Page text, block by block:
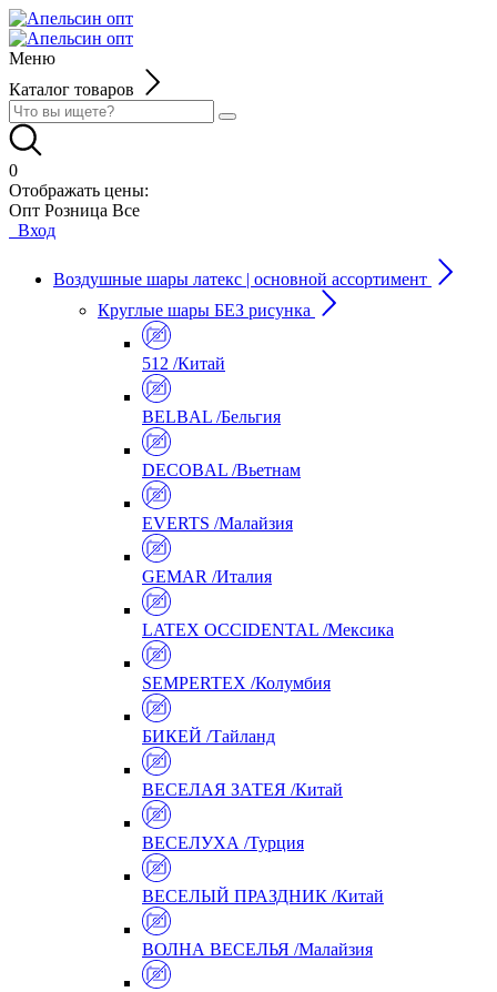
Меню
Каталог товаров
0
Отображать цены:
Опт Розница Все
Вход
Воздушные шары латекс | основной ассортимент
Круглые шары БЕЗ рисунка
512 /Китай
BELBAL /Бельгия
DECOBAL /Вьетнам
EVERTS /Малайзия
GEMAR /Италия
LATEX OCCIDENTAL /Мексика
SEMPERTEX /Колумбия
БИКЕЙ /Тайланд
ВЕСЕЛАЯ ЗАТЕЯ /Китай
ВЕСЕЛУХА /Турция
ВЕСЕЛЫЙ ПРАЗДНИК /Китай
ВОЛНА ВЕСЕЛЬЯ /Малайзия